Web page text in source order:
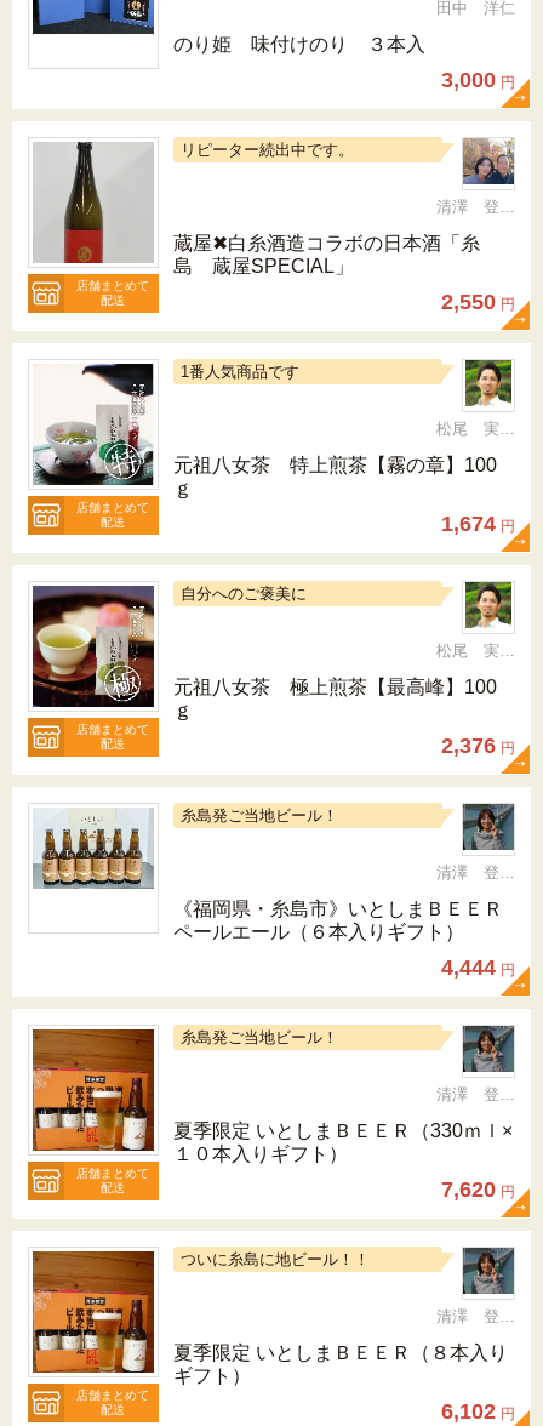
田中 洋仁
のり姫 味付けのり ３本入
3,000 円
店舗まとめて
配送
リピーター続出中です。
清澤 登希子
蔵屋✖白糸酒造コラボの日本酒「糸
島 蔵屋SPECIAL」
2,550 円
店舗まとめて
配送
1番人気商品です
松尾 実 （三十五代目、日本茶インストラクター）
元祖八女茶 特上煎茶【霧の章】100
ｇ
1,674 円
店舗まとめて
配送
自分へのご褒美に
松尾 実 （三十五代目、日本茶インストラクター）
元祖八女茶 極上煎茶【最高峰】100
ｇ
2,376 円
糸島発ご当地ビール！
清澤 登希子
《福岡県・糸島市》いとしまＢＥＥＲ
ペールエール（６本入りギフト）
4,444 円
店舗まとめて
配送
糸島発ご当地ビール！
清澤 登希子
夏季限定 いとしまＢＥＥＲ（330ｍｌ×
１０本入りギフト）
7,620 円
店舗まとめて
配送
ついに糸島に地ビール！！
清澤 登希子
夏季限定 いとしまＢＥＥＲ（８本入り
ギフト）
6,102 円